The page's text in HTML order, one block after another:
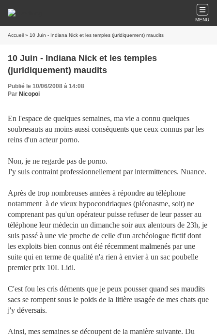
MENU
Accueil » 10 Juin - Indiana Nick et les temples (juridiquement) maudits
10 Juin - Indiana Nick et les temples
(juridiquement) maudits
Publié le 10/06/2008 à 14:08
Par Nicopoi
En l'espace de quelques semaines, ma vie a connu quelques
soubresauts au moins aussi conséquents que ceux connus par les
reins d'un acteur porno.
Non, je ne regarde pas de porno.
J'y suis contraint professionnellement par intermittences. Nuance.
Après de trop nombreuses années à répondre au téléphone
notamment à de vieux hypocondriaques (pléonasme, soit) ne
comprenant pas qu'un opérateur puisse refuser de leur passer au
téléphone leur médecin un dimanche soir aux alentours de 23h, je
suis passé à une vie proche de celle d'un archéologue fictif dont
les exploits bien connus ont été récemment malmenés par une
suite qui en terme de qualité n'a rien à envier à un sac poubelle
premier prix 10L Lidl.
C'est fou les cris déments que je peux pousser quand ses maudits
sacs se rompent sous le poids de la litière usagée de mes chats que
j'y déversais.
Ainsi, mes semaines se découpent de la manière suivante. Du